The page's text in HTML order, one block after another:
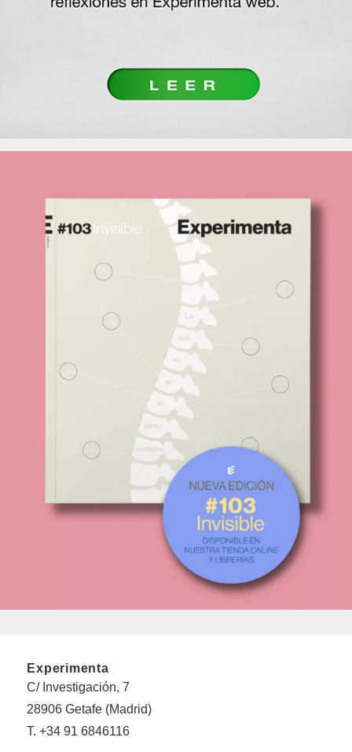
Experimenta
C/ Investigación, 7
28906 Getafe (Madrid)
T. +34 91 6846116